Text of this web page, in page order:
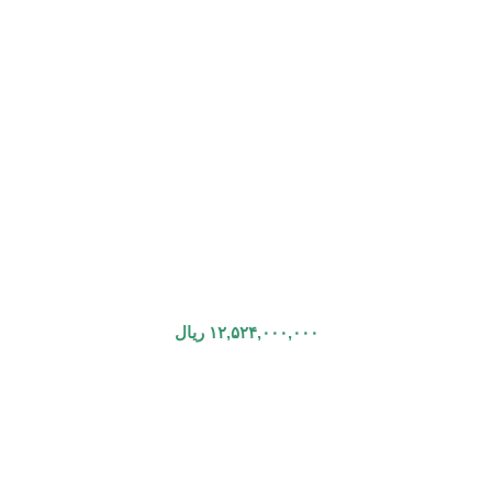
۱۲,۵۲۴,۰۰۰,۰۰۰ ریال